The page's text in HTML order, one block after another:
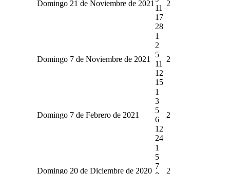
Domingo 21 de Noviembre de 2021
11
17
28
2
Domingo 7 de Noviembre de 2021
1
2
5
11
12
15
2
Domingo 7 de Febrero de 2021
1
3
5
6
12
24
2
Domingo 20 de Diciembre de 2020
1
5
7
2